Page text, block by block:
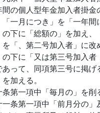
間の個人型年金加入者掛金
一月につき」を「一年間
の下に「総額の」を加え
を「、第二号加入者」に改
の下に「又は第三号加入者
あって、同項第三号に掲げ
加える。
第一項中「毎月の」を削
一条第一項中「前月分の」